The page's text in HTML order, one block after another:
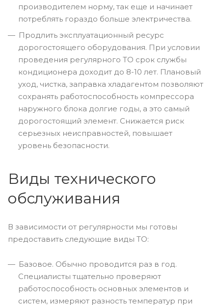
производителем норму, так еще и начинает
потреблять гораздо больше электричества.
Продлить эксплуатационный ресурс
дорогостоящего оборудования. При условии
проведения регулярного ТО срок службы
кондиционера доходит до 8-10 лет. Плановый
уход, чистка, заправка хладагентом позволяют
сохранять работоспособность компрессора
наружного блока долгие годы, а это самый
дорогостоящий элемент. Снижается риск
серьезных неисправностей, повышает
уровень безопасности.
Виды технического
обслуживания
В зависимости от регулярности мы готовы
предоставить следующие виды ТО:
Базовое. Обычно проводится раз в год.
Специалисты тщательно проверяют
работоспособность основных элементов и
систем, измеряют разность температур при